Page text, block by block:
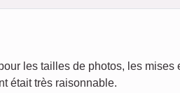
les tailles de photos, les mises
était très raisonnable.